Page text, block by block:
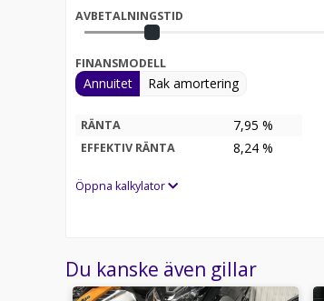
AVBETALNINGSTID
FINANSMODELL
Annuitet Rak amortering
RÄNTA 7,95 %
EFFEKTIV RÄNTA 8,24 %
Öppna kalkylator
Du kanske även gillar